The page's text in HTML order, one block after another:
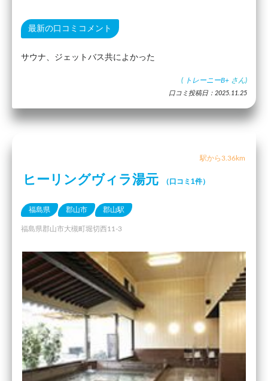
最新の口コミコメント
サウナ、ジェットバス共によかった
( トレーニーB+ さん)
口コミ投稿日：2025.11.25
駅から3.36km
ヒーリングヴィラ湯元 （口コミ1件）
福島県 郡山市 郡山駅
福島県郡山市大槻町堀切西11-3